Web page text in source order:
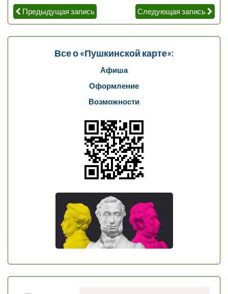
Предыдущая запись Следующая запись
Все о «Пушкинской карте»:
Афиша
Оформление
Возможности